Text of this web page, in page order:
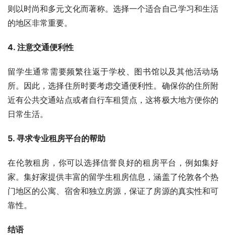
则以时尚和多元文化而著称。选择一个适合自己学习和生活
的地区非常重要。
4. 注意交通便利性
留学生通常需要频繁往返于学校、图书馆以及其他活动场
所。因此，选择住所时要考虑交通便利性。确保你的住所附
近有公共交通站点或者自行车租赁点，这将极大地方便你的
日常生活。
5. 寻求专业租房平台的帮助
在伦敦租房，你可以选择信誉良好的租房平台，例如集好
家。集好家提供丰富的留学生租房信息，涵盖了伦敦各个热
门地区的公寓、宿舍和独立房源，保证了房源的真实性和可
靠性。
结语